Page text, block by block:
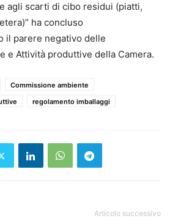
agli scarti di cibo residui (piatti,
ha concluso
il parere negativo delle
e Attività produttive della Camera.
Commissione ambiente
regolamento imballaggi
Articolo successivo